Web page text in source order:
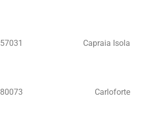
57031 Capraia Isola
80073 Carloforte